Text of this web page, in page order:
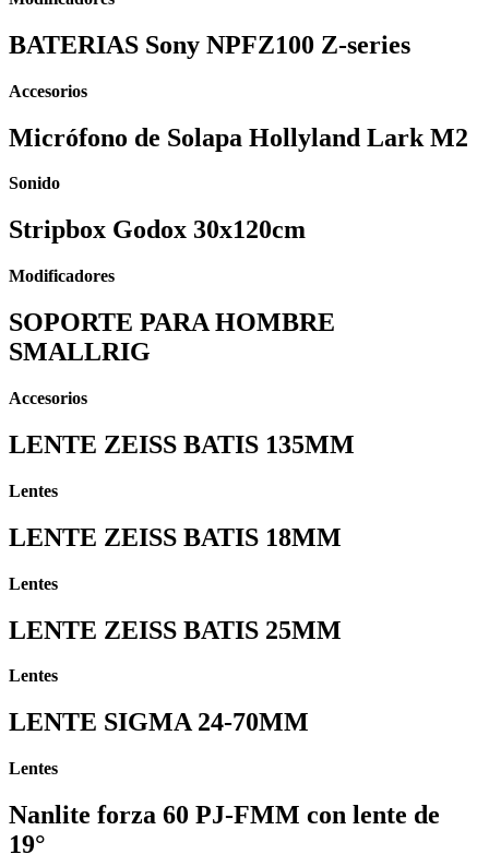
BATERIAS Sony NPFZ100 Z-series
Accesorios
Micrófono de Solapa Hollyland Lark M2
Sonido
⁠⁠Stripbox Godox 30x120cm
Modificadores
SOPORTE PARA HOMBRE
SMALLRIG
Accesorios
LENTE ZEISS BATIS 135MM
Lentes
LENTE ZEISS BATIS 18MM
Lentes
LENTE ZEISS BATIS 25MM
Lentes
LENTE SIGMA 24-70MM
Lentes
Nanlite forza 60 PJ-FMM con lente de
19°